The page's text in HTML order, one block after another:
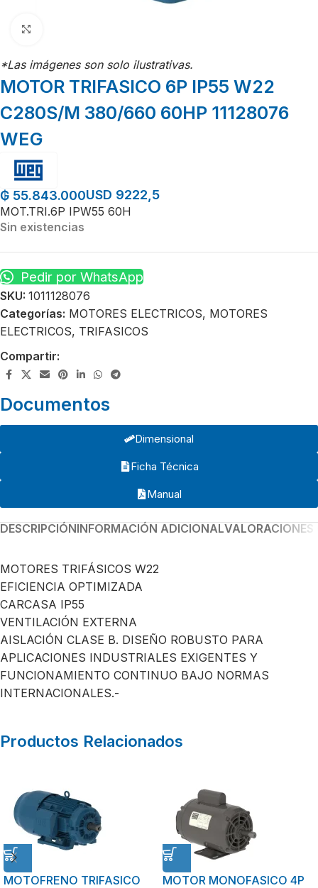
*Las imágenes son solo ilustrativas.
MOTOR TRIFASICO 6P IP55 W22
C280S/M 380/660 60HP 11128076
WEG
₲ 55.843.000USD 9222,5
MOT.TRI.6P IPW55 60H
Sin existencias
Pedir por WhatsApp
SKU: 1011128076
Categorías: MOTORES ELECTRICOS, MOTORES
ELECTRICOS, TRIFASICOS
Compartir:
Documentos
Dimensional
Ficha Técnica
Manual
DESCRIPCIÓNINFORMACIÓN ADICIONAL
MOTORES TRIFÁSICOS W22
EFICIENCIA OPTIMIZADA
CARCASA IP55
VENTILACIÓN EXTERNA
AISLACIÓN CLASE B. DISEÑO ROBUSTO PARA
APLICACIONES INDUSTRIALES EXIGENTES Y
FUNCIONAMIENTO CONTINUO BAJO NORMAS
INTERNACIONALES.-
Productos Relacionados
MOTOFRENO TRIFASICO
MOTOR MONOFASICO 4P